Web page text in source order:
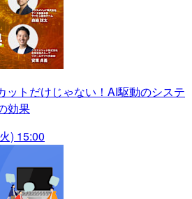
ットだけじゃない！AI駆動のシステ
効果
) 15:00